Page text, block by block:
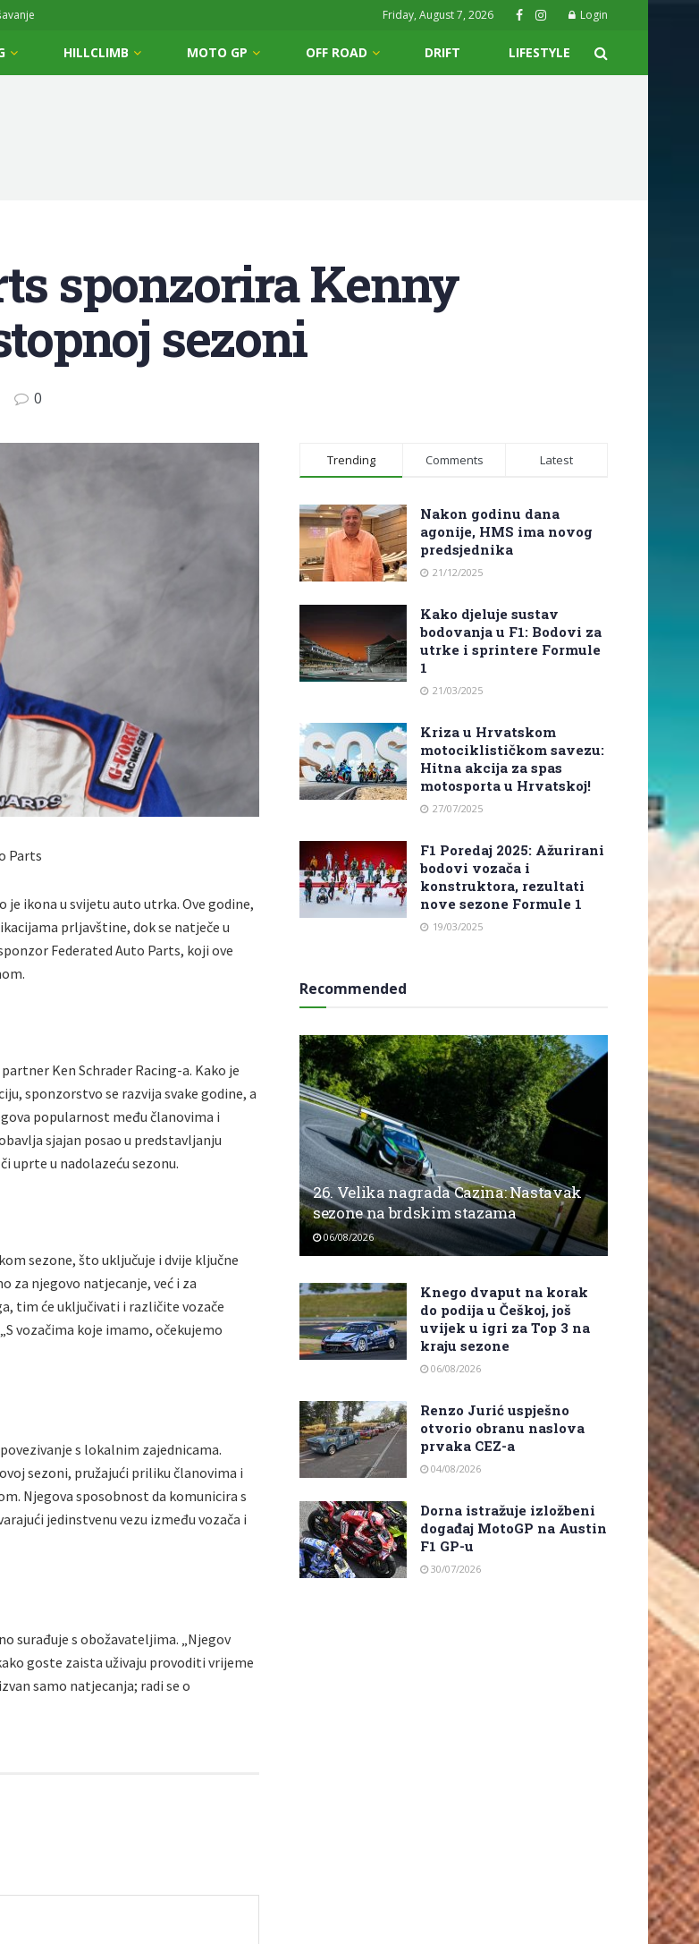
Friday, August 7, 2026 Login
HILLCLIMB MOTO GP OFF ROAD DRIFT LIFESTYLE
sponzorira Kenny
sezoni
0
Parts
ikona u svijetu auto utrka. Ove godine,
prljavštine, dok se natječe u
Federated Auto Parts, koji ove
Ken Schrader Racing-a. Kako je
sponzorstvo se razvija svake godine, a
popularnost među članovima i
sjajan posao u predstavljanju
uprte u nadolazeću sezonu.
sezone, što uključuje i dvije ključne
za njegovo natjecanje, već i za
tim će uključivati i različite vozače
vozačima koje imamo, očekujemo
s lokalnim zajednicama.
sezoni, pružajući priliku članovima i
Njegova sposobnost da komunicira s
jedinstvenu vezu između vozača i
surađuje s obožavateljima. „Njegov
goste zaista uživaju provoditi vrijeme
samo natjecanja; radi se o
Trending Comments Latest
Nakon godinu dana
agonije, HMS ima novog
predsjednika
21/12/2025
Kako djeluje sustav
bodovanja u F1: Bodovi za
utrke i sprintere Formule
1
21/03/2025
Kriza u Hrvatskom
motociklističkom savezu:
Hitna akcija za spas
motosporta u Hrvatskoj!
27/07/2025
F1 Poredaj 2025: Ažurirani
bodovi vozača i
konstruktora, rezultati
nove sezone Formule 1
19/03/2025
Recommended
26. Velika nagrada Cazina: Nastavak
sezone na brdskim stazama
06/08/2026
Knego dvaput na korak
do podija u Češkoj, još
uvijek u igri za Top 3 na
kraju sezone
06/08/2026
Renzo Jurić uspješno
otvorio obranu naslova
prvaka CEZ-a
04/08/2026
Dorna istražuje izložbeni
događaj MotoGP na Austin
F1 GP-u
30/07/2026